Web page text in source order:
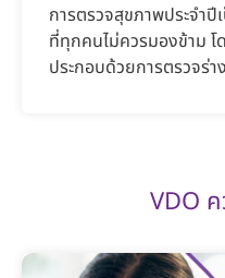
การตรวจสุขภาพประจำ
ที่ทุกคนไม่ควรมองข้าม
ประกอบด้วยการตรวจร่า
VDO